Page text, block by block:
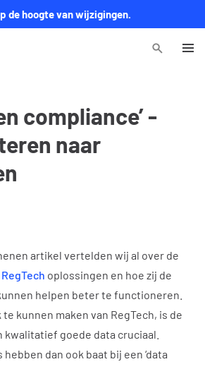
de hoogte van wijzigingen.
compliance’ -
naar
artikel vertelden wij al over de
oplossingen en hoe zij de
helpen beter te functioneren.
kunnen maken van RegTech, is de
kwalitatief goede data cruciaal.
dan ook baat bij een ‘data